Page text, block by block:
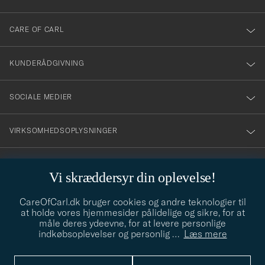
Vi skræddersyr din oplevelse!
CareOfCarl.dk bruger cookies og andre teknologier til
at holde vores hjemmesider pålidelige og sikre, for at
måle deres ydeevne, for at levere personlige
indkøbsoplevelser og personlig … Læs mere
dig
till
vårt
nyhetsbrev!
CARE OF CARL
KUNDERÅDGIVNING
SOCIALE MEDIER
VIRKSOMHEDSOPLYSNINGER
info@careofcarl.dk
Behøver du hjælp til at finde din stil? Lad os hjælpe dig, vi hjælper
gerne til!
STILRÅD